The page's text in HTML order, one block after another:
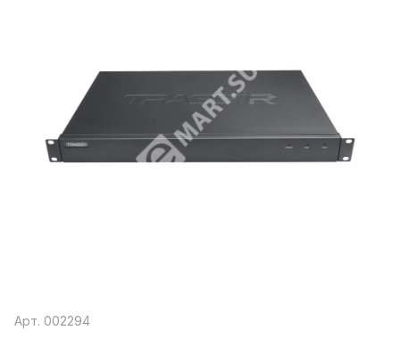
Арт. 002294